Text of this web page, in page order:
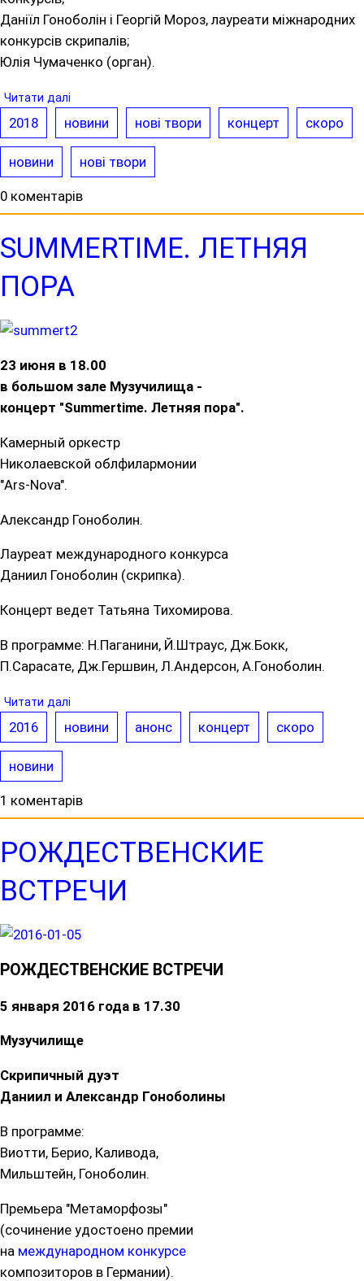
Даніїл Гоноболін і Георгій Мороз, лауреати міжнародних
конкурсів скрипалів;
Юлія Чумаченко (орган).
Читати далі
2018 новини нові твори концерт скоро
новини нові твори
0 коментарів
SUMMERTIME. ЛЕТНЯЯ
ПОРА
23 июня в 18.00
в большом зале Музучилища -
концерт "Summertime. Летняя пора".
Камерный оркестр
Николаевской облфилармонии
"Ars-Nova".
Александр Гоноболин.
Лауреат международного конкурса
Даниил Гоноболин (скрипка).
Концерт ведет Татьяна Тихомирова.
В программе: Н.Паганини, Й.Штраус, Дж.Бокк,
П.Сарасате, Дж.Гершвин, Л.Андерсон, А.Гоноболин.
Читати далі
2016 новини анонс концерт скоро
новини
1 коментарів
РОЖДЕСТВЕНСКИЕ
ВСТРЕЧИ
РОЖДЕСТВЕНСКИЕ ВСТРЕЧИ
5 января 2016 года в 17.30
Музучилище
Скрипичный дуэт
Даниил и Александр Гоноболины
В программе:
Виотти, Берио, Каливода,
Мильштейн, Гоноболин.
Премьера "Метаморфозы"
(сочинение удостоено премии
на международном конкурсе
композиторов в Германии).